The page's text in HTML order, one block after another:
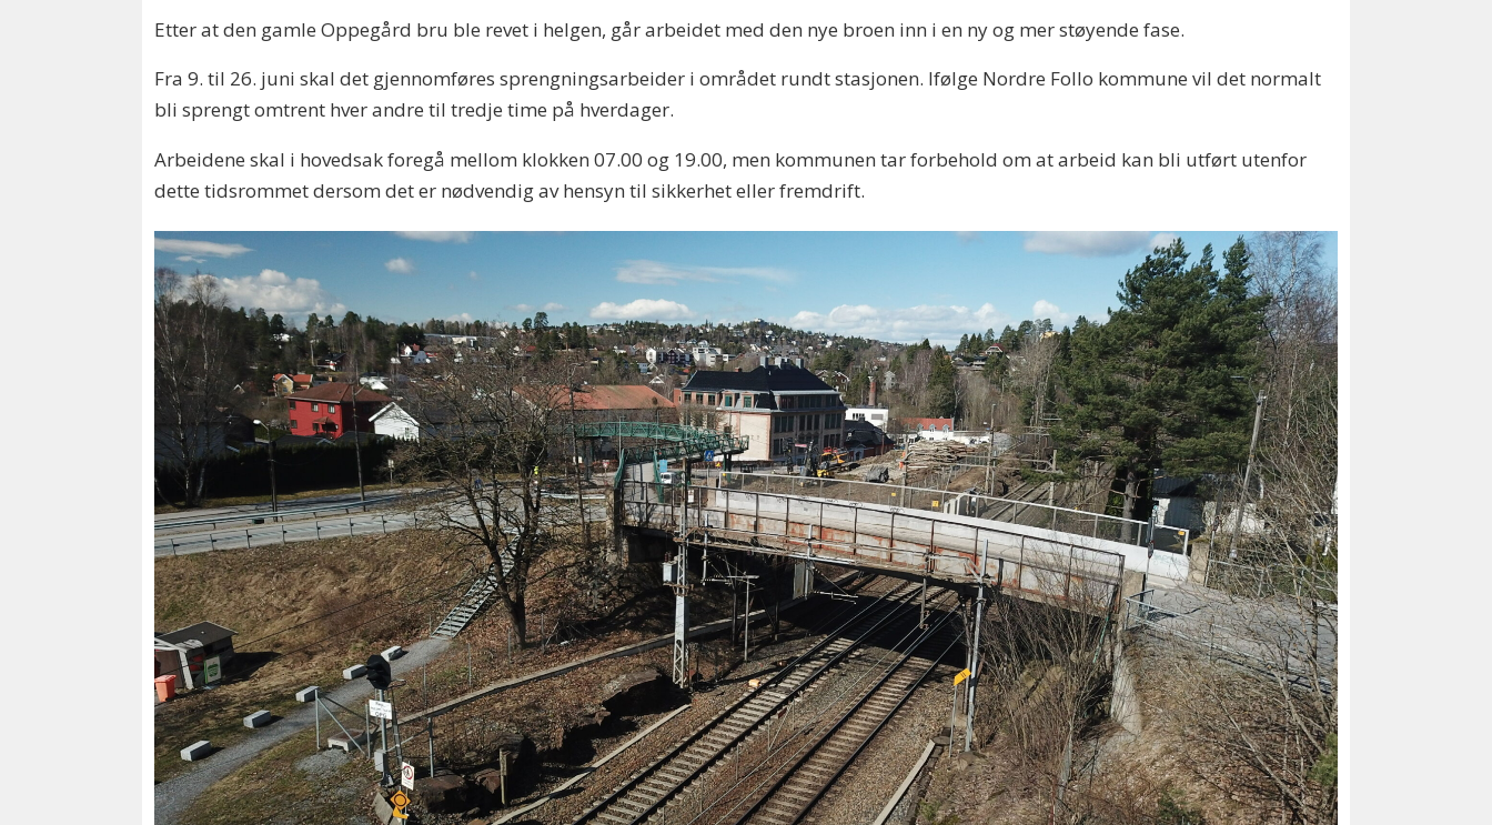
Etter at den gamle Oppegård bru ble revet i helgen, går arbeidet med den nye broen inn i en ny og mer støyende fase.
Fra 9. til 26. juni skal det gjennomføres sprengningsarbeider i området rundt stasjonen. Ifølge Nordre Follo kommune vil det normalt
bli sprengt omtrent hver andre til tredje time på hverdager.
Arbeidene skal i hovedsak foregå mellom klokken 07.00 og 19.00, men kommunen tar forbehold om at arbeid kan bli utført utenfor
dette tidsrommet dersom det er nødvendig av hensyn til sikkerhet eller fremdrift.